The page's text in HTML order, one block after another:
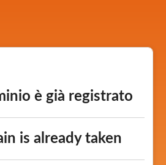
è già registrato
is already taken